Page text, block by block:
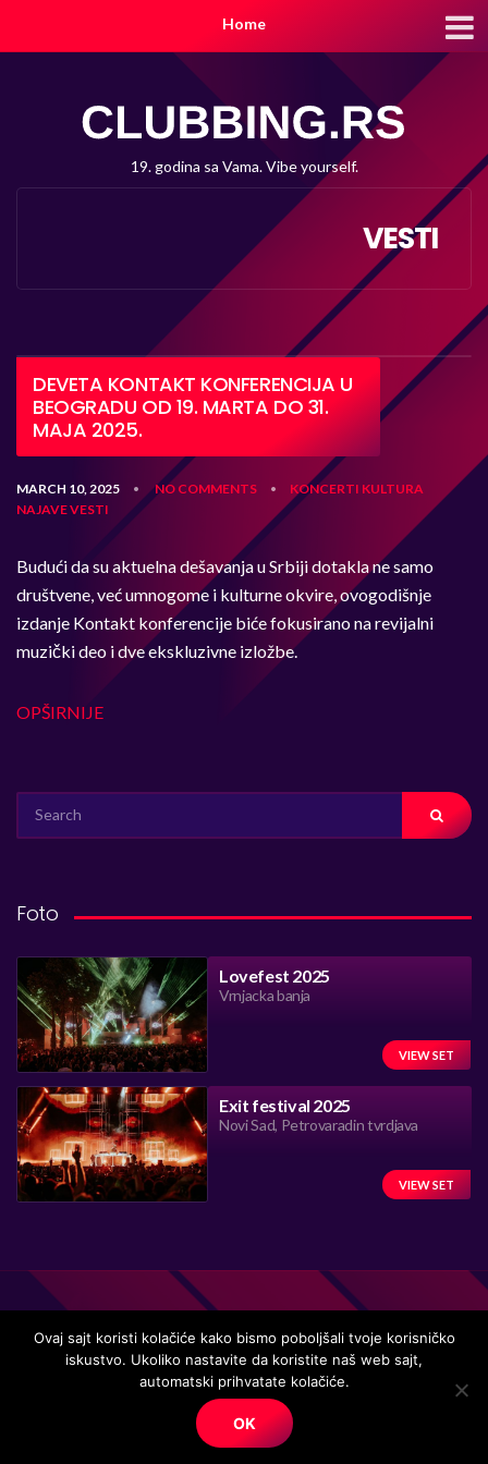
Home
19. godina sa Vama. Vibe yourself.
VESTI
DEVETA KONTAKT KONFERENCIJA U
BEOGRADU OD 19. MARTA DO 31.
MAJA 2025.
MARCH 10, 2025 • NO COMMENTS • KONCERTI KULTURA
NAJAVEVESTI
Budući da su aktuelna dešavanja u Srbiji dotakla ne samo
društvene, već umnogome i kulturne okvire, ovogodišnje
izdanje Kontakt konferencije biće fokusirano na revijalni
muzički deo i dve ekskluzivne izložbe.
OPŠIRNIJE
FOR:
Foto
Lovefest 2025
Vrnjacka banja
VIEW SET
Exit festival 2025
Novi Sad, Petrovaradin tvrdjava
VIEW SET
Handmade in Serbia 15 years ago, while listening to the great
© Copyright. All right reserved.
Ovaj sajt koristi kolačiće kako bismo poboljšali tvoje korisničko
iskustvo. Ukoliko nastavite da koristite naš web sajt,
automatski prihvatate kolačiće.
OK